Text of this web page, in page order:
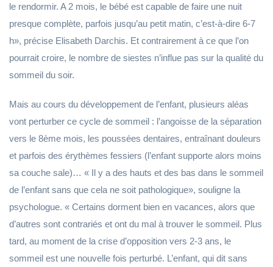
le rendormir. A 2 mois, le bébé est capable de faire une nuit
presque complète, parfois jusqu’au petit matin, c’est-à-dire 6-7
h», précise Elisabeth Darchis. Et contrairement à ce que l’on
pourrait croire, le nombre de siestes n’influe pas sur la qualité du
sommeil du soir.
Mais au cours du développement de l’enfant, plusieurs aléas
vont perturber ce cycle de sommeil : l’angoisse de la séparation
vers le 8ème mois, les poussées dentaires, entraînant douleurs
et parfois des érythèmes fessiers (l’enfant supporte alors moins
sa couche sale)… « Il y a des hauts et des bas dans le sommeil
de l’enfant sans que cela ne soit pathologique», souligne la
psychologue. « Certains dorment bien en vacances, alors que
d’autres sont contrariés et ont du mal à trouver le sommeil. Plus
tard, au moment de la crise d’opposition vers 2-3 ans, le
sommeil est une nouvelle fois perturbé. L’enfant, qui dit sans